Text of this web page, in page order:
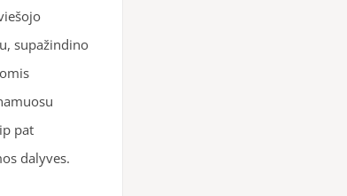
supažindino
pat
dalyves.